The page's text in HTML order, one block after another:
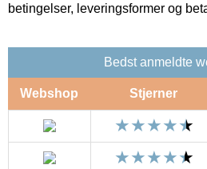
betingelser, leveringsformer og
Bedst anmeldte
Webshop Stjerner